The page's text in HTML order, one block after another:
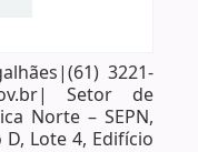
3221-
Setor de
Norte – SEPN,
Lote 4, Edifício